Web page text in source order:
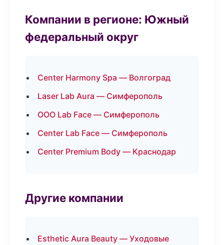
Компании в регионе: Южный
федеральный округ
Center Harmony Spa — Волгоград
Laser Lab Aura — Симферополь
ООО Lab Face — Симферополь
Center Lab Face — Симферополь
Center Premium Body — Краснодар
Другие компании
Esthetic Aura Beauty — Уходовые